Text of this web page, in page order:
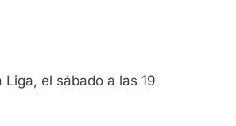
el sábado a las 19